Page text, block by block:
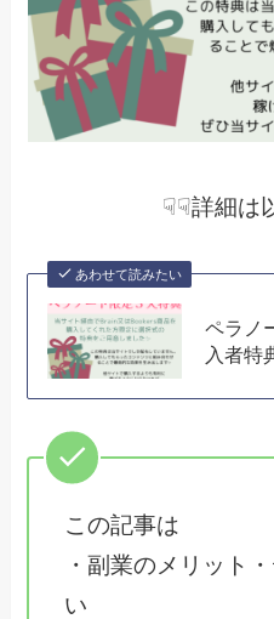
☟☟詳細は
あわせて読みたい
ペラノ
入者特
この記事は
・副業のメリット
い